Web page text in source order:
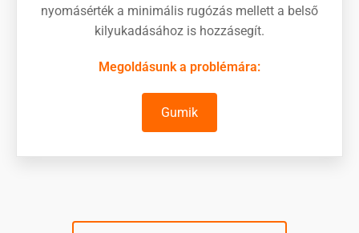
nyomásérték a minimális rugózás mellett a belső
kilyukadásához is hozzásegít.
Megoldásunk a problémára:
Gumik